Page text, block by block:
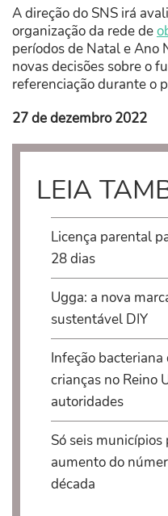
A direção do SNS irá
organização da rede de
períodos de Natal e Ano
novas decisões sobre o
referenciação durante o
27 de dezembro 2022
LEIA
Licença parental
28 dias
Ugga: a nova
sustentável DIY
Infeção
crianças no Reino
autoridades
Só seis
aumento do
década